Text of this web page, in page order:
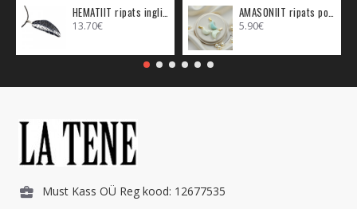
Närvilisus, asjade välja mõtlemine ja halbade asjade endale
sisestamine, negatiivsuse sisendamine,
- Surmahirm, hirm selle ees, et keegi jääb haigeks.
vabastada. Tuliahhaat ergutab aju töösse ja aitab südamel
erinevatest terviseprobleemidest taastuda.
TŠAKRATE TASAKAALUSTAJA
13.70€ 5.90€
Must Kass OÜ Reg kood: 12677535